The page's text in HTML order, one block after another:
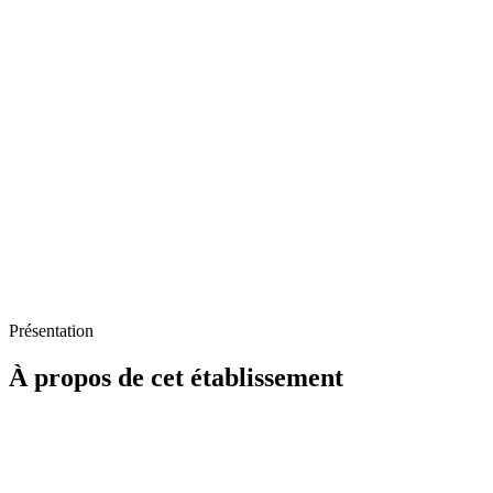
Présentation
À propos de cet établissement